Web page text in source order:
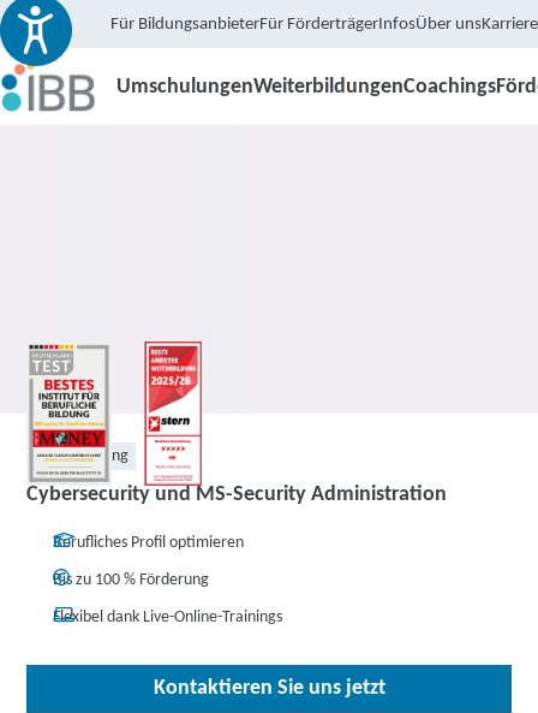
Für BildungsanbieterFür FörderträgerInfosÜber unsKarriere
UmschulungenWeiterbildungenCoachings
Weiterbildung
Cybersecurity und MS-Security Administration
Berufliches Profil optimieren
Bis zu 100 % Förderung
Flexibel dank Live-Online-Trainings
Kontaktieren Sie uns jetzt